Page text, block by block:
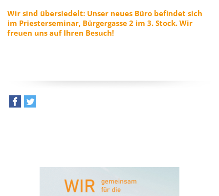
Wir sind übersiedelt: Unser neues Büro befindet sich
im Priesterseminar, Bürgergasse 2 im 3. Stock. Wir
freuen uns auf Ihren Besuch!